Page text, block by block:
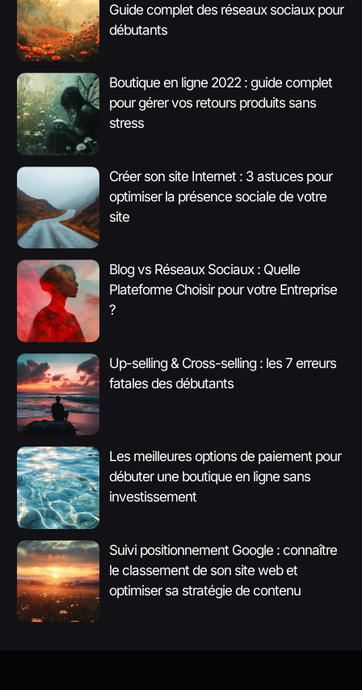
Guide complet des réseaux sociaux pour
débutants
Boutique en ligne 2022 : guide complet
pour gérer vos retours produits sans
stress
Créer son site Internet : 3 astuces pour
optimiser la présence sociale de votre
site
Blog vs Réseaux Sociaux : Quelle
Plateforme Choisir pour votre Entreprise
?
Up-selling & Cross-selling : les 7 erreurs
fatales des débutants
Les meilleures options de paiement pour
débuter une boutique en ligne sans
investissement
Suivi positionnement Google : connaître
le classement de son site web et
optimiser sa stratégie de contenu